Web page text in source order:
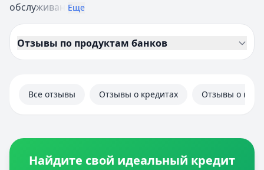
обслуживан Еще
Отзывы по продуктам банков
Все отзывы Отзывы о кредитах Отзывы о
Найдите свой идеальный кредит